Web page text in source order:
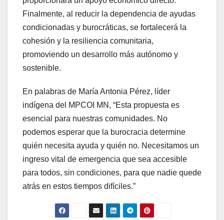
Finalmente, al reducir la dependencia de ayudas
condicionadas y burocráticas, se fortalecerá la
cohesión y la resiliencia comunitaria,
promoviendo un desarrollo más autónomo y
sostenible.
En palabras de María Antonia Pérez, líder
indígena del MPCOI MN, “Esta propuesta es
esencial para nuestras comunidades. No
podemos esperar que la burocracia determine
quién necesita ayuda y quién no. Necesitamos un
ingreso vital de emergencia que sea accesible
para todos, sin condiciones, para que nadie quede
atrás en estos tiempos difíciles.”